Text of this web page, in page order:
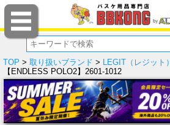
TOP > 取り扱いブランド > LEGIT（レジット）
【ENDLESS POLO2】2601-1012